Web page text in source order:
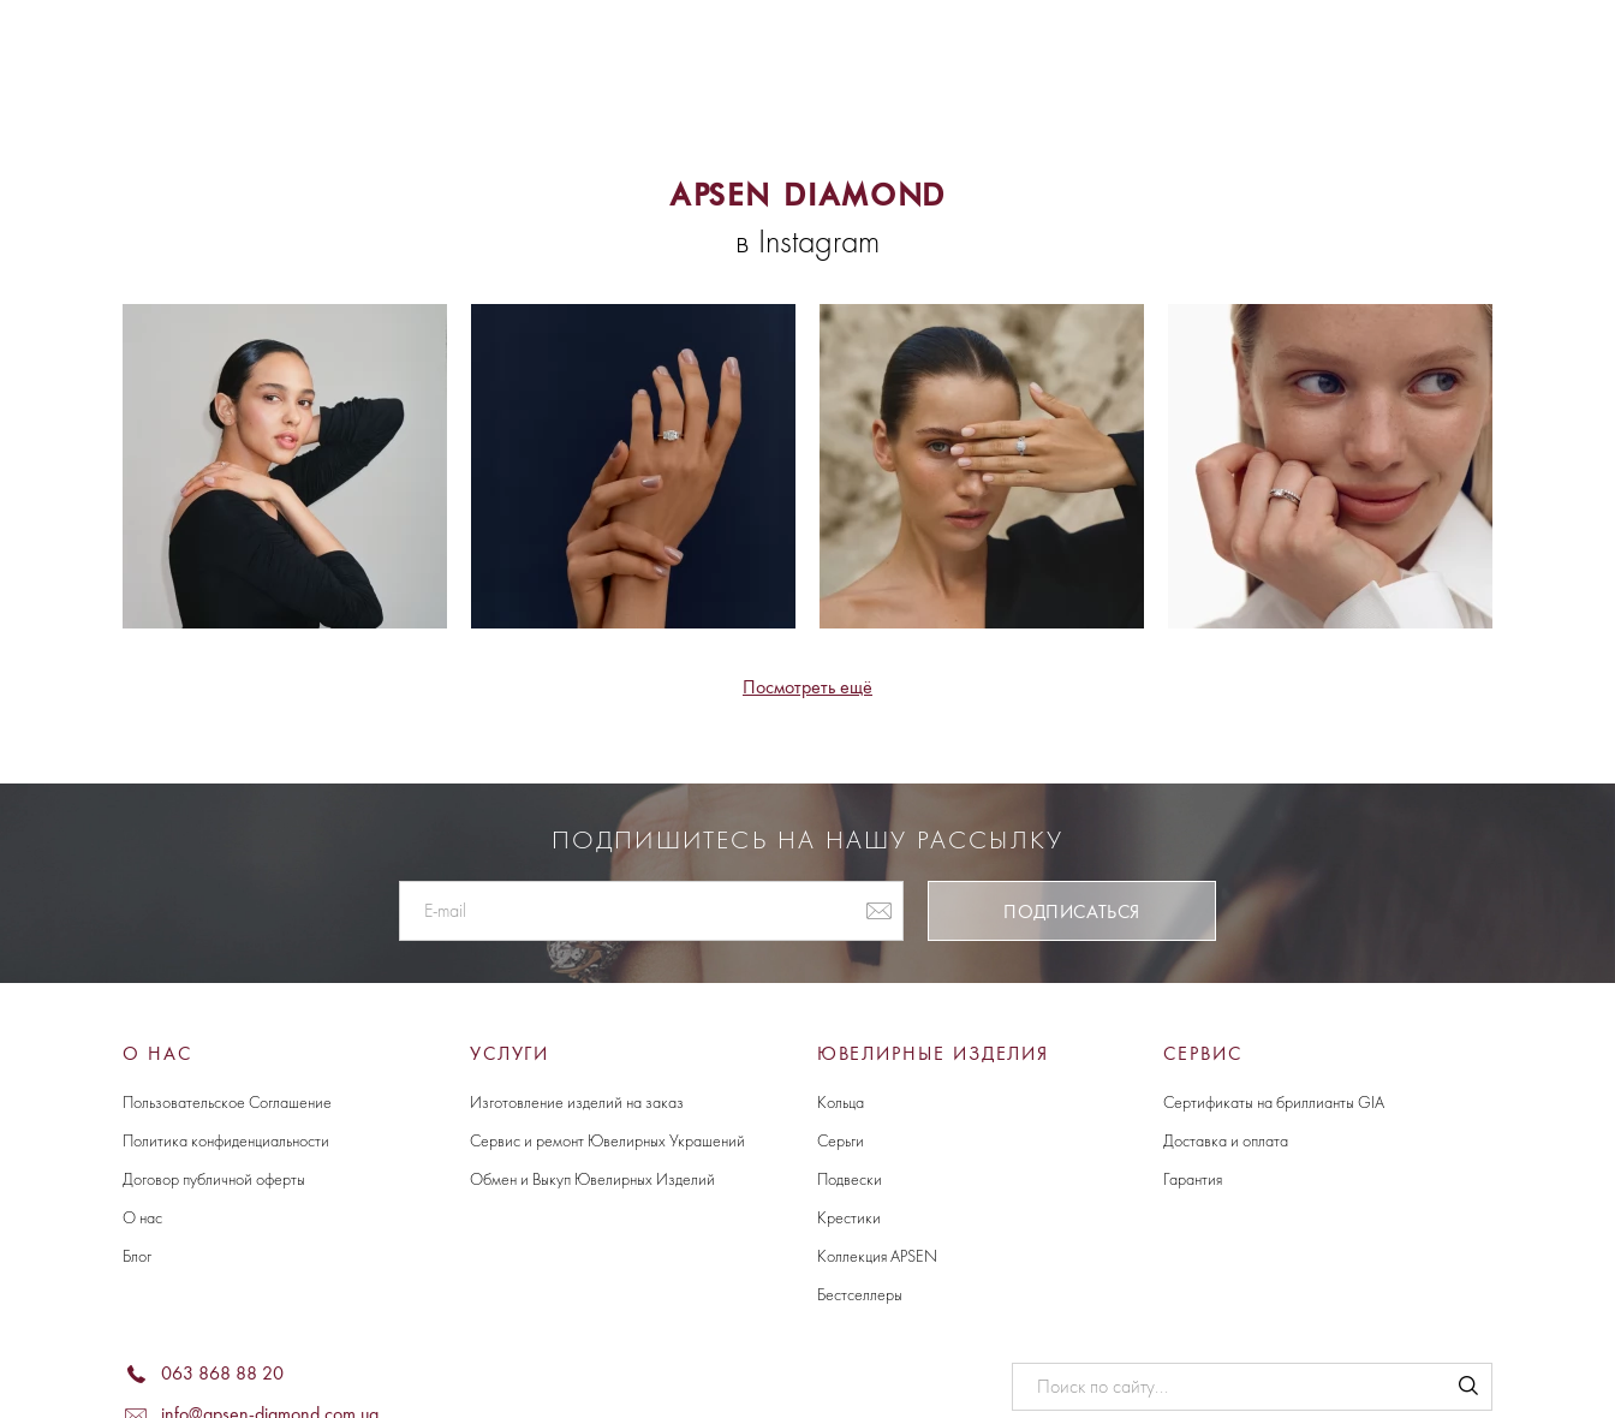
APSEN DIAMOND
в Instagram
Посмотреть ещё
ПОДПИШИТЕСЬ НА НАШУ РАССЫЛКУ
ПОДПИСАТЬСЯ
О НАС
Пользовательское Соглашение
Политика конфиденциальности
Договор публичной оферты
О нас
Блог
УСЛУГИ
Изготовление изделий на заказ
Сервис и ремонт Ювелирных Украшений
Обмен и Выкуп Ювелирных Изделий
ЮВЕЛИРНЫЕ ИЗДЕЛИЯ
Кольца
Серьги
Подвески
Крестики
Коллекция APSEN
Бестселлеры
СЕРВИС
Сертификаты на бриллианты GIA
Доставка и оплата
Гарантия
063 868 88 20